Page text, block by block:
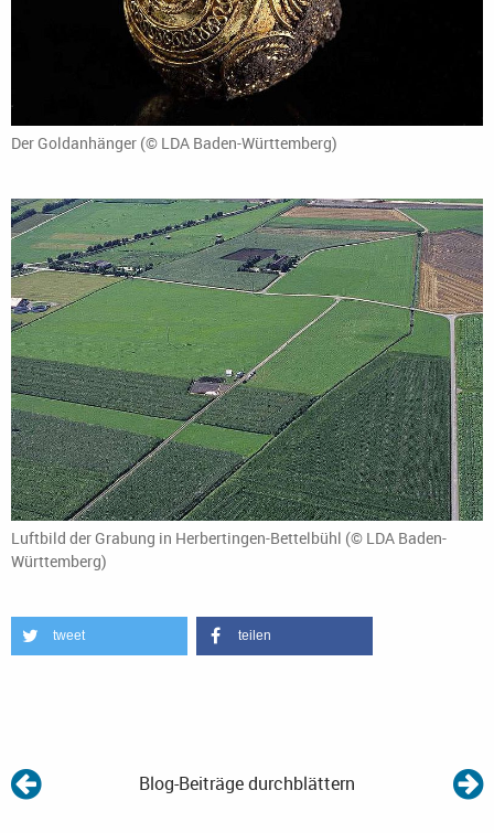
Der Goldanhänger (© LDA Baden-Württemberg)
Luftbild der Grabung in Herbertingen-Bettelbühl (© LDA Baden-
Württemberg)
tweet teilen
Blog-Beiträge durchblättern